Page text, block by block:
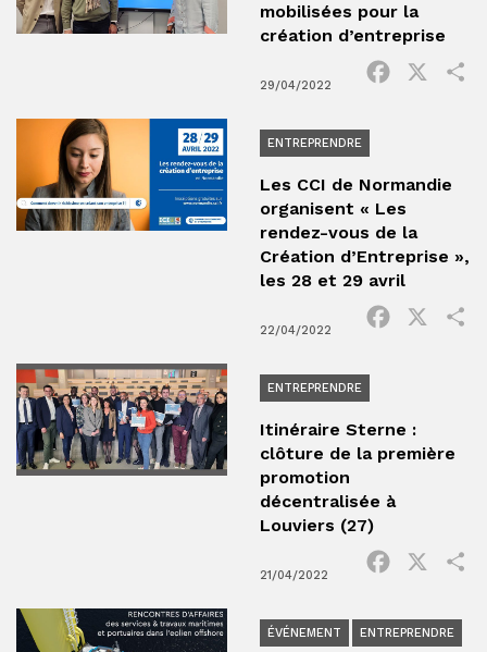
mobilisées pour la
création d’entreprise
29/04/2022
Facebook
ENTREPRENDRE
Les CCI de Normandie
organisent « Les
rendez-vous de la
Création d’Entreprise »,
les 28 et 29 avril
22/04/2022
Facebook
ENTREPRENDRE
Itinéraire Sterne :
clôture de la première
promotion
décentralisée à
Louviers (27)
21/04/2022
Facebook
ÉVÉNEMENT ENTREPRENDRE